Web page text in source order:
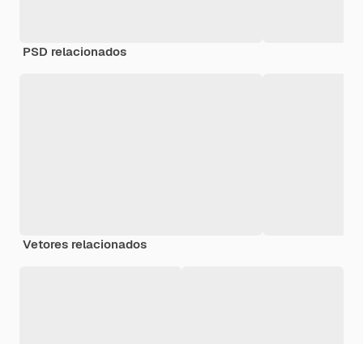
PSD relacionados
Vetores relacionados